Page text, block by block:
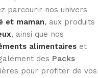
parcourir nos univers
et maman, aux produits
, ainsi que nos
alimentaires et
des Packs
pour profiter de vos